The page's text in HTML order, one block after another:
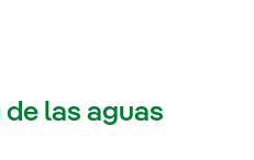
las aguas